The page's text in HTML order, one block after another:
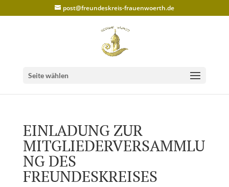
post@freundeskreis-frauenwoerth.de
Seite wählen
EINLADUNG ZUR
MITGLIEDERVERSAMMLU
NG DES
FREUNDESKREISES